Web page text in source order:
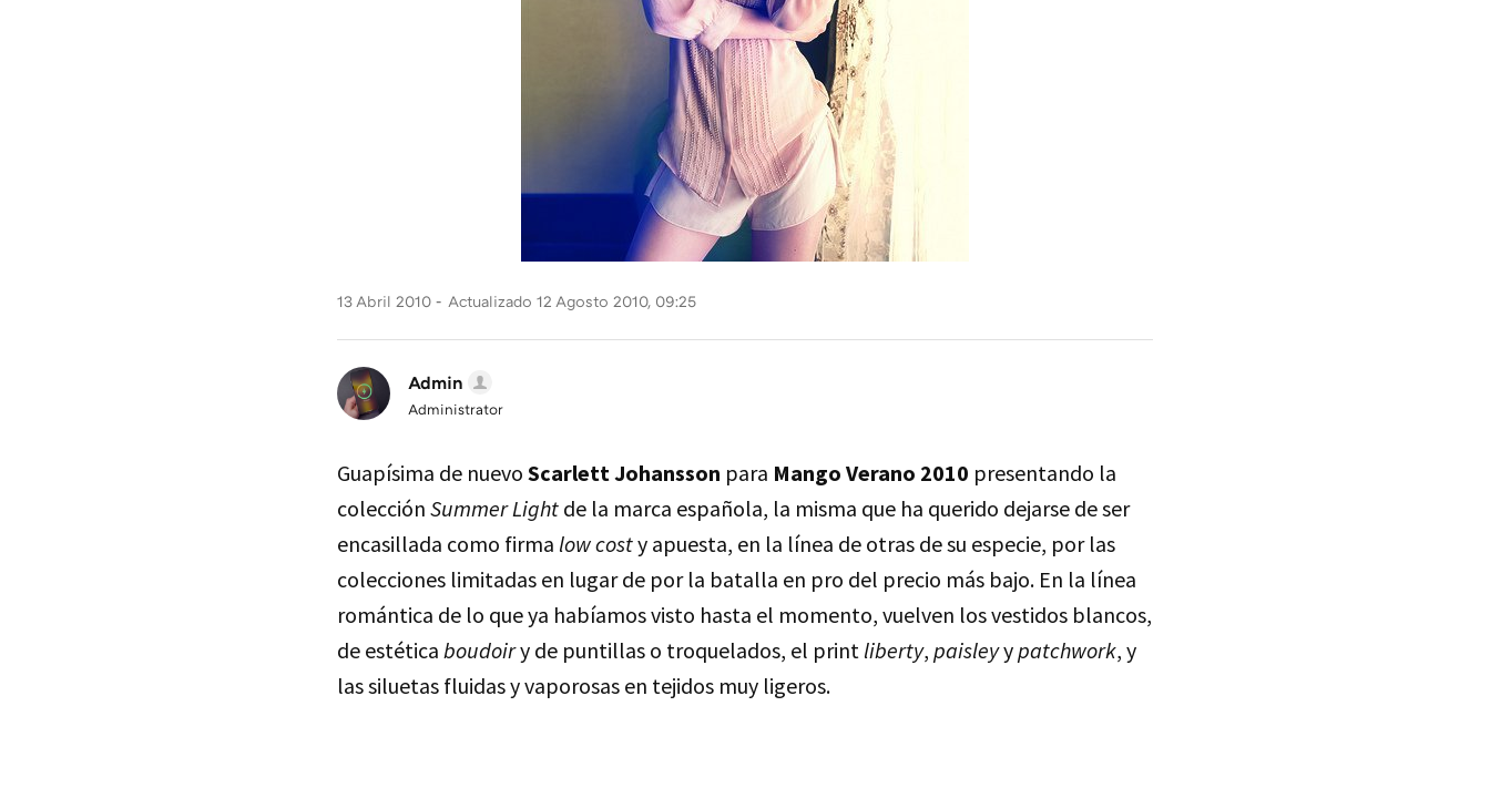
13 Abril 2010 Actualizado 12 Agosto 2010, 09:25
Admin
Administrator
Guapísima de nuevo Scarlett Johansson para Mango Verano 2010 presentando la
colección Summer Light de la marca española, la misma que ha querido dejarse de ser
encasillada como firma low costy apuesta, en la línea de otras de su especie, por las
colecciones limitadas en lugar de por la batalla en pro del precio más bajo. En la línea
romántica de lo que ya habíamos visto hasta el momento, vuelven los vestidos blancos,
de estética boudoiry de puntillas o troquelados, el print liberty, paisleyypatchwork, y
las siluetas fluidas y vaporosas en tejidos muy ligeros.